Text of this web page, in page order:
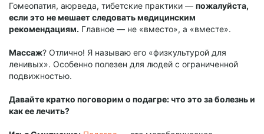
Гомеопатия, аюрведа, тибетские практики — пожалуйста,
если это не мешает следовать медицинским
рекомендациям. Главное — не «вместо», а «вместе».
Массаж? Отлично! Я называю его «физкультурой для
ленивых». Особенно полезен для людей с ограниченной
подвижностью.
Давайте кратко поговорим о подагре: что это за болезнь и
как ее лечить?